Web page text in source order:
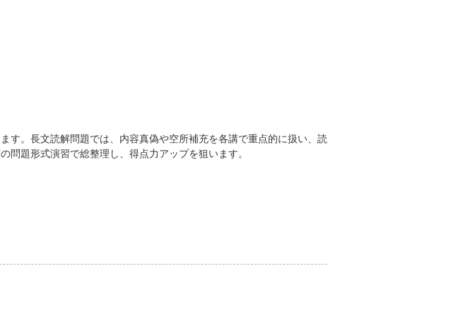
す。長文読解問題では、内容真偽や空所補充を各講で重点的に扱い、読
題形式演習で総整理し、得点力アップを狙います。